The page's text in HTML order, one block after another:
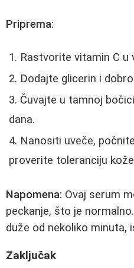
Priprema:
Rastvorite vitamin C u
Dodajte glicerin i
Čuvajte u tamnoj
dana.
Nanositi uveče,
proverite toleranciju
Napomena: Ovaj serum
peckanje, što je
duže od nekoliko minuta,
Zaključak